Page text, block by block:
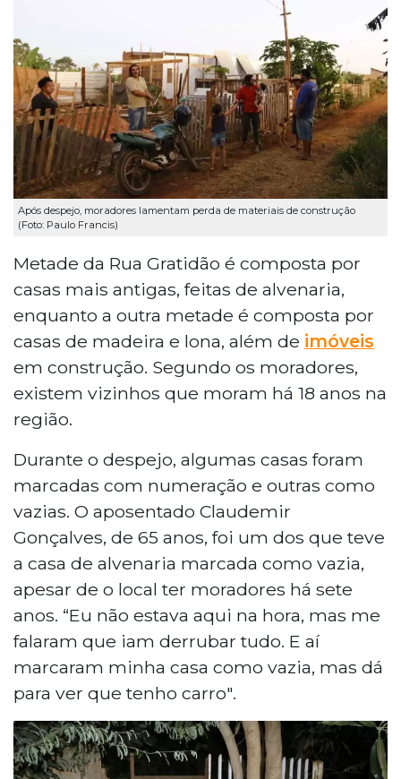
Após despejo, moradores lamentam perda de materiais de construção
(Foto: Paulo Francis)
Metade da Rua Gratidão é composta por
casas mais antigas, feitas de alvenaria,
enquanto a outra metade é composta por
casas de madeira e lona, além de imóveis
em construção. Segundo os moradores,
existem vizinhos que moram há 18 anos na
região.
Durante o despejo, algumas casas foram
marcadas com numeração e outras como
vazias. O aposentado Claudemir
Gonçalves, de 65 anos, foi um dos que teve
a casa de alvenaria marcada como vazia,
apesar de o local ter moradores há sete
anos. “Eu não estava aqui na hora, mas me
falaram que iam derrubar tudo. E aí
marcaram minha casa como vazia, mas dá
para ver que tenho carro".